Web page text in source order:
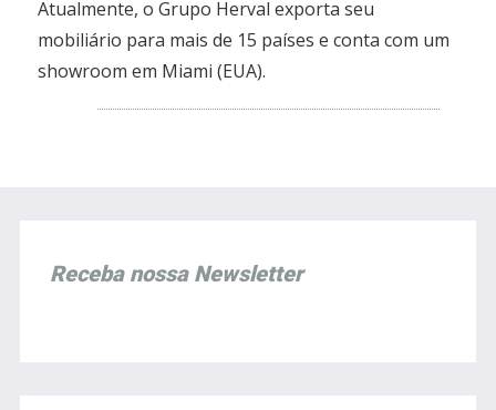
Atualmente, o Grupo Herval exporta seu
mobiliário para mais de 15 países e conta com um
showroom em Miami (EUA).
Receba nossa Newsletter